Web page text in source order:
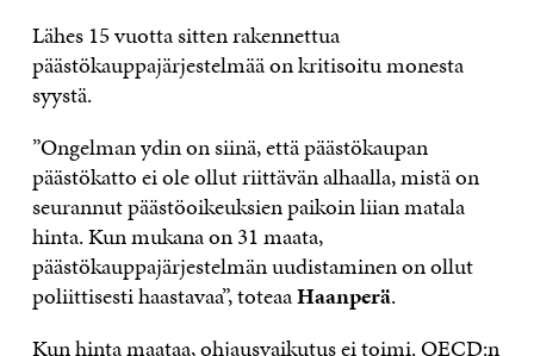
Lähes 15 vuotta sitten rakennettua
päästökauppajärjestelmää on kritisoitu monesta
syystä.
”Ongelman ydin on siinä, että päästökaupan
päästökatto ei ole ollut riittävän alhaalla, mistä on
seurannut päästöoikeuksien paikoin liian matala
hinta. Kun mukana on 31 maata,
päästökauppajärjestelmän uudistaminen on ollut
poliittisesti haastavaa”, toteaaHaanperä.
Kun hinta maataa, ohjausvaikutus ei toimi. OECD:n